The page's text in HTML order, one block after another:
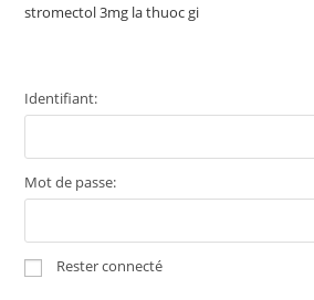
stromectol 3mg la thuoc gi
Identifiant:
Mot de passe:
Rester connecté